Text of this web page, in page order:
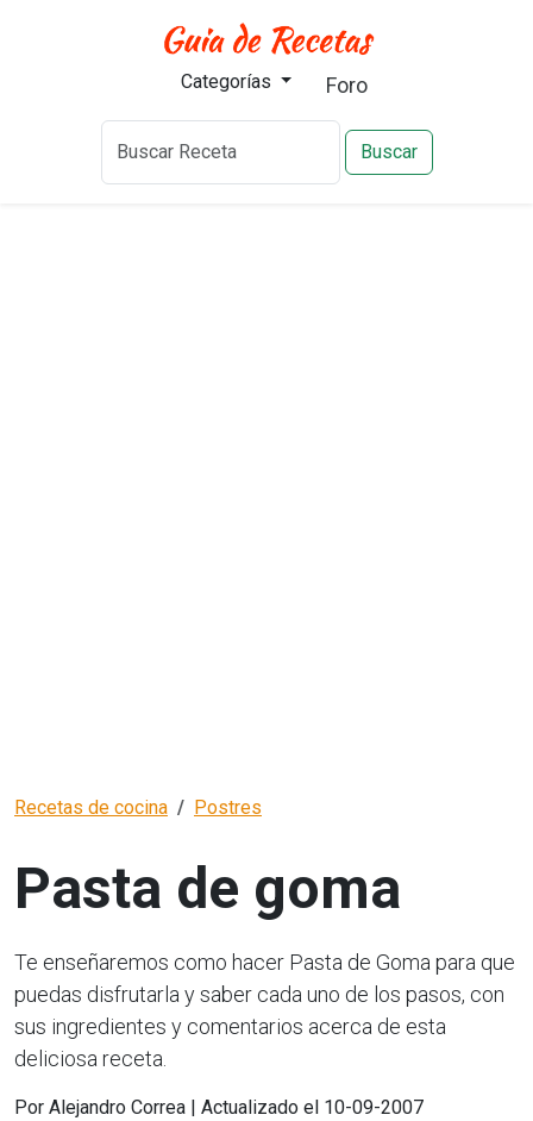
Categorías Foro
Buscar
Recetas de cocina Postres
Pasta de goma
Te enseñaremos como hacer Pasta de Goma para que
puedas disfrutarla y saber cada uno de los pasos, con
sus ingredientes y comentarios acerca de esta
deliciosa receta.
Por Alejandro Correa | Actualizado el 10-09-2007